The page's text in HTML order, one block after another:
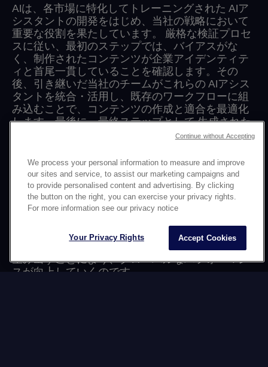
AIは、各市場に特化してトレーニングされた AIア
シスタントの開発をはじめ、当社の戦略において
重要な役割を果たしています。 厳格な検証プロセ
スに従い、最初のステップでは、バイアスがな
く、制作されたコンテンツが企業アイデンティテ
ィと首尾一貫していることを確認します。その
後、引き継いだ当社のチームがこれらの AIアシス
タントを統合・活用し、既存のワークフローに組
み込むことで、コンテンツの作成と適合を最適化
します。最後に、最終ステップとして 生成された
コンテンツの詳細な評価を必ず行います。この重
面が品質と効率の基準を満たすだけでなく、お客
様の目標達成に欠かせないカルチャー的な妥当性
も満たしていることが保証されます。
人間、AIの力、そしてダータワーズの多文化的な
平は広がります。 カルチャー的な妥当性を保ちな
がら、 より多くの市場でより多くのコンテンツを
生み出すことにより、グローバルなパフォーマン
スが向上していくのです。
We process your personal information to measure and improve
our sites and service, to assist our marketing campaigns and
to provide personalised content and advertising. By clicking
the button on the right, you can exercise your privacy rights.
For more information see our privacy notice
Accept Cookies
Your Privacy Rights
Continue without Accepting